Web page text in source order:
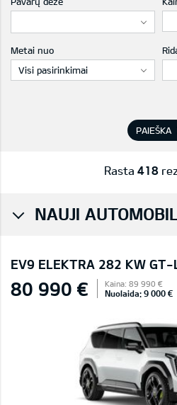
Metai nuo
Visi pasirinkimai
PAIEŠKA
Rasta 418
NAUJI
EV9 ELEKTRA 282 KW GT-
80 990 € Kaina: 89 990 €
Nuolaida: 9 000 €